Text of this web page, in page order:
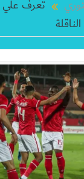
تعرف علي